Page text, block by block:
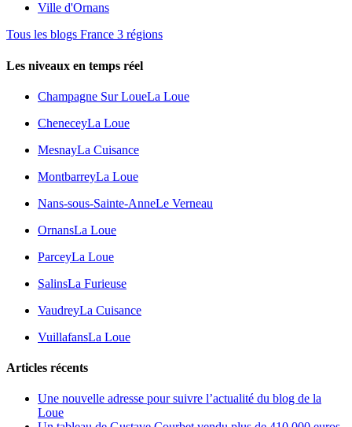
Ville d'Ornans
Tous les blogs France 3 régions
Les niveaux en temps réel
Champagne Sur LoueLa Loue
CheneceyLa Loue
MesnayLa Cuisance
MontbarreyLa Loue
Nans-sous-Sainte-AnneLe Verneau
OrnansLa Loue
ParceyLa Loue
SalinsLa Furieuse
VaudreyLa Cuisance
VuillafansLa Loue
Articles récents
Une nouvelle adresse pour suivre l’actualité du blog de la
Loue